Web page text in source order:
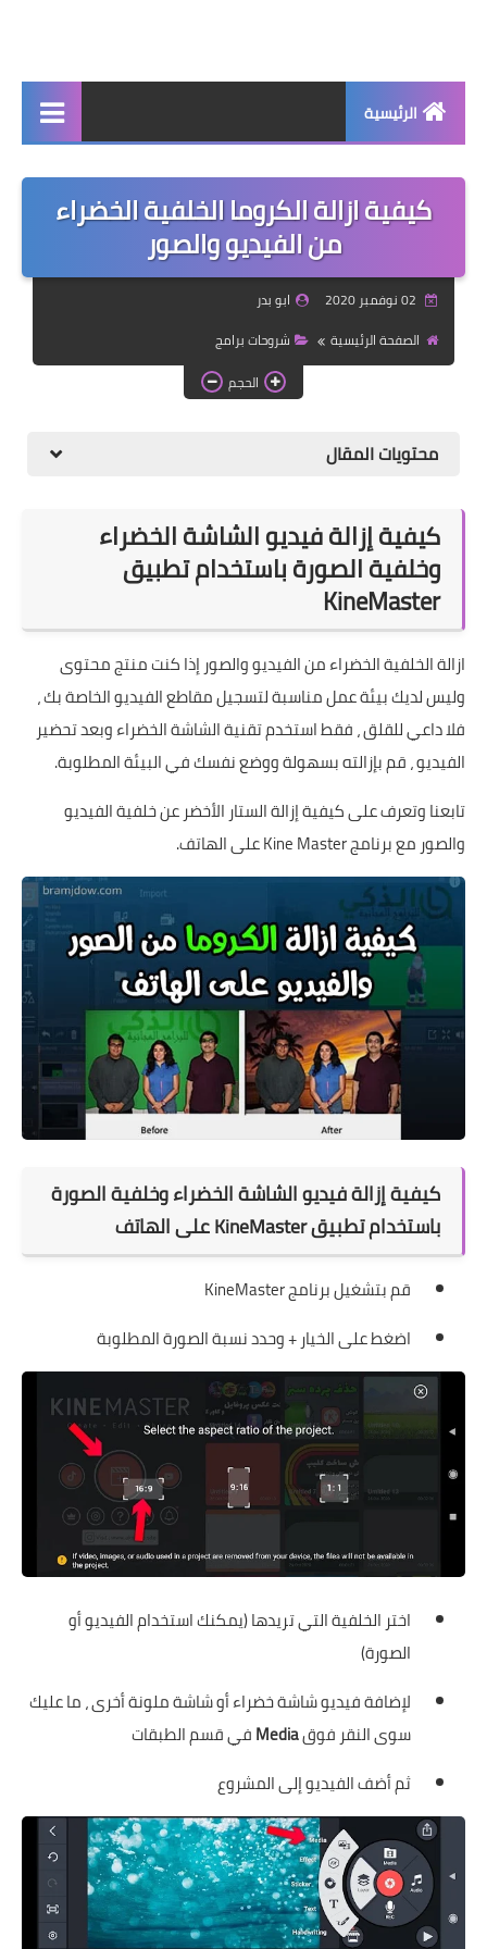
الرئيسية
برامج اساسية
شروحات تقنية
واتساب بلس
كيفية ازالة الكروما الخلفية الخضراء
من الفيديو والصور
ابو بدر
الصفحة الرئيسية
شروحات برامج
الحجم
محتويات المقال
كيفية إزالة فيديو الشاشة الخضراء
وخلفية الصورة باستخدام تطبيق
KineMaster
ازالة الخلفية الخضراء من الفيديو والصور إذا كنت منتج محتوى
وليس لديك بيئة عمل مناسبة لتسجيل مقاطع الفيديو الخاصة بك ،
فلا داعي للقلق ، فقط استخدم تقنية الشاشة الخضراء وبعد تحضير
الفيديو ، قم بإزالته بسهولة ووضع نفسك في البيئة المطلوبة.
تابعنا وتعرف على كيفية إزالة الستار الأخضر عن خلفية الفيديو
والصور مع برنامج Kine Master على الهاتف.
كيفية إزالة فيديو الشاشة الخضراء وخلفية الصورة
باستخدام تطبيق KineMaster على الهاتف
قم بتشغيل برنامجKineMaster
اضغط على الخيار + وحدد نسبة الصورة المطلوبة
اختر الخلفية التي تريدها (يمكنك استخدام الفيديو أو
الصورة)
لإضافة فيديو شاشة خضراء أو شاشة ملونة أخرى ، ما عليك
سوى النقر فوقMediaفي قسم الطبقات
ثم أضف الفيديو إلى المشروع